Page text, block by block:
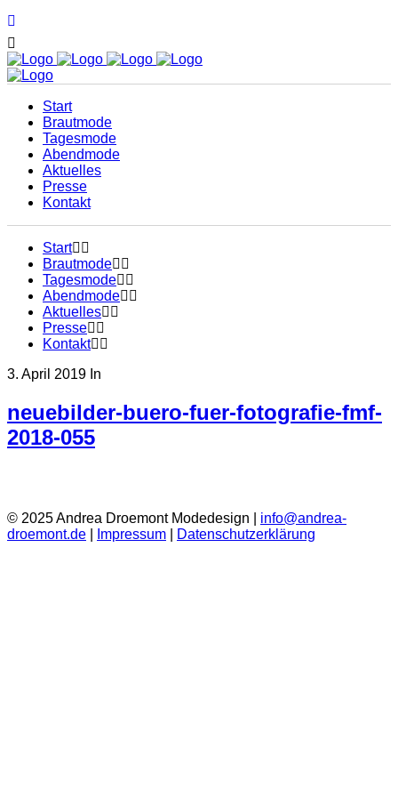
Start
Brautmode
Tagesmode
Abendmode
Aktuelles
Presse
Kontakt
Start
Brautmode
Tagesmode
Abendmode
Aktuelles
Presse
Kontakt
3. April 2019 In
neuebilder-buero-fuer-fotografie-fmf-
2018-055
© 2025 Andrea Droemont Modedesign | info@andrea-
droemont.de
Impressum Datenschutzerklärung